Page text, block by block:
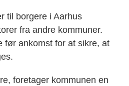
til borgere i Aarhus
fra andre kommuner.
før ankomst for at sikre, at
foretager kommunen en